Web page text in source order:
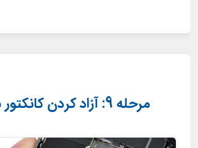
مرحله 9: آزاد کردن کانکتور سوکت شارژ